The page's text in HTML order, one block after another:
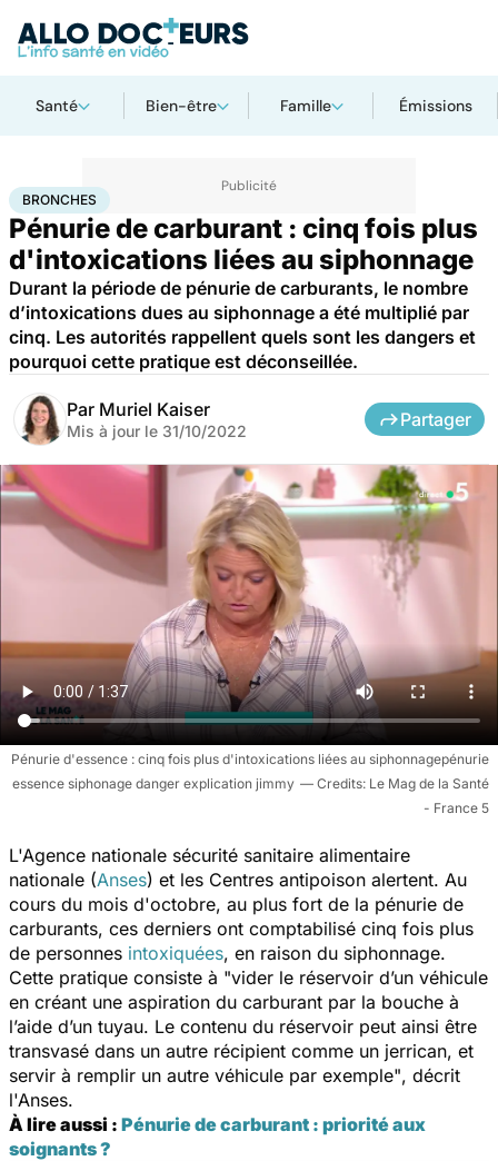
Santé Bien-être Famille Émissions
AccueilSanté Bronches
BRONCHES
Pénurie de carburant : cinq fois plus
d'intoxications liées au siphonnage
Durant la période de pénurie de carburants, le nombre
d’intoxications dues au siphonnage a été multiplié par
cinq. Les autorités rappellent quels sont les dangers et
pourquoi cette pratique est déconseillée.
Par Muriel Kaiser
Mis à jour le 31/10/2022
Partager
Pénurie d'essence : cinq fois plus d'intoxications liées au siphonnagepénurie
essence siphonage danger explication jimmy
Le Mag de la Santé
- France 5
L'Agence nationale sécurité sanitaire alimentaire
nationale (Anses) et les Centres antipoison alertent. Au
cours du mois d'octobre, au plus fort de la pénurie de
carburants, ces derniers ont comptabilisé cinq fois plus
de personnes intoxiquées, en raison du siphonnage.
Cette pratique consiste à "vider le réservoir d’un véhicule
en créant une aspiration du carburant par la bouche à
l’aide d’un tuyau. Le contenu du réservoir peut ainsi être
transvasé dans un autre récipient comme un jerrican, et
servir à remplir un autre véhicule par exemple", décrit
l'Anses.
À lire aussi : Pénurie de carburant : priorité aux
soignants ?